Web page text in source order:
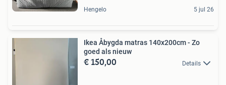
Hengelo 5 jul 26
Ikea Åbygda matras 140x200cm - Zo
goed als nieuw
€ 150,00 Details